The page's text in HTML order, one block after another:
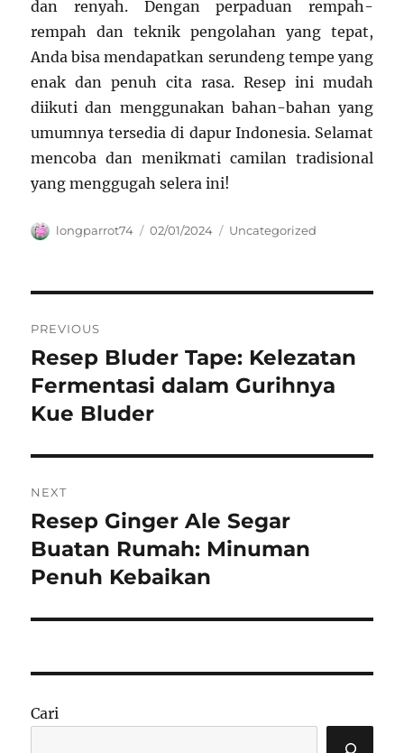
dan renyah. Dengan perpaduan rempah-
rempah dan teknik pengolahan yang tepat,
Anda bisa mendapatkan serundeng tempe yang
enak dan penuh cita rasa. Resep ini mudah
diikuti dan menggunakan bahan-bahan yang
umumnya tersedia di dapur Indonesia. Selamat
mencoba dan menikmati camilan tradisional
yang menggugah selera ini!
Author
longparrot74
Posted
02/01/2024 Categories
Uncategorized
pos
PREVIOUS
Previous
post:
Resep Bluder Tape: Kelezatan
Fermentasi dalam Gurihnya
Kue Bluder
NEXT
Next
post:
Resep Ginger Ale Segar
Buatan Rumah: Minuman
Penuh Kebaikan
Cari